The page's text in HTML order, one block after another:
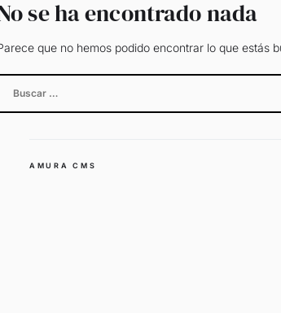
se ha encontrado nada
que no hemos podido encontrar lo que estás
AMURA CMS